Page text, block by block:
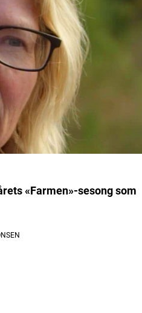
«Farmen»-sesong som